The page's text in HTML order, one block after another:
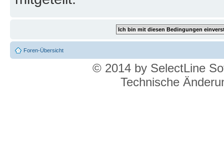
Foren-Übersicht
© 2014 by SelectLine
Technische